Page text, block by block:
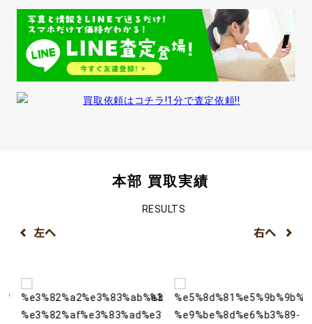
本部 買取実績
RESULTS